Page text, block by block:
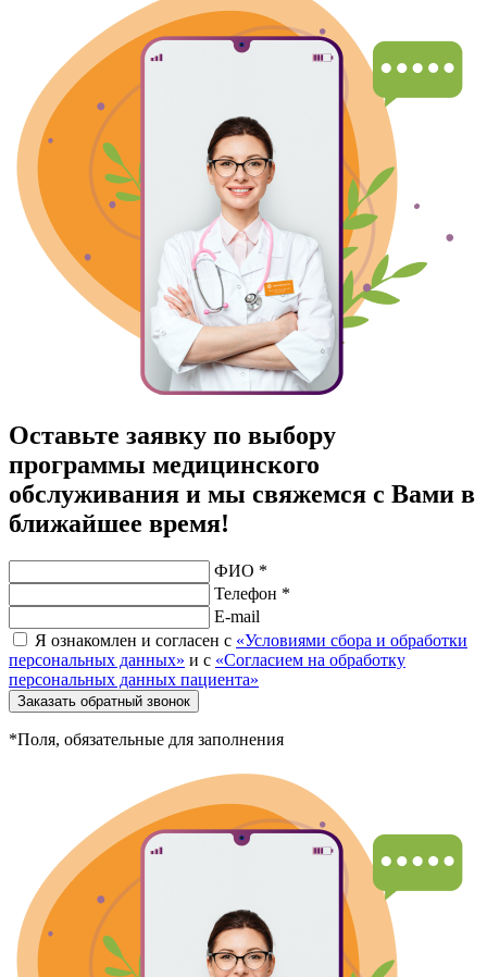
Оставьте заявку по выбору
программы медицинского
обслуживания и мы свяжемся с Вами в
ближайшее время!
ФИО *
Телефон *
E-mail
Я ознакомлен и согласен с «Условиями сбора и обработки
персональных данных» и с «Согласием на обработку
персональных данных пациента»
Заказать обратный звонок
*Поля, обязательные для заполнения